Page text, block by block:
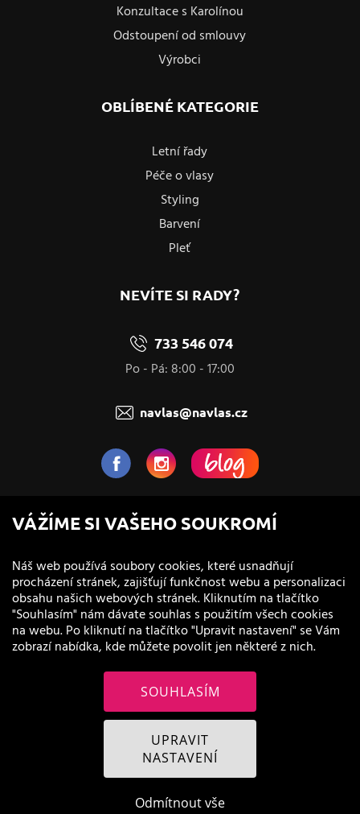
Konzultace s Karolínou
Odstoupení od smlouvy
Výrobci
OBLÍBENÉ KATEGORIE
Letní řady
Péče o vlasy
Styling
Barvení
Pleť
NEVÍTE SI RADY?
733 546 074
Po - Pá: 8:00 - 17:00
navlas@navlas.cz
NaVlas.cz - Vlasová kosmetika
provozovatel e-shopu a prodejen
© 2011 - 2026 NaVlas.cz
VÁŽÍME SI VAŠEHO SOUKROMÍ
Náš web používá soubory cookies, které usnadňují
procházení stránek, zajišťují funkčnost webu a personalizaci
obsahu našich webových stránek. Kliknutím na tlačítko
"Souhlasím" nám dávate souhlas s použitím všech cookies
na webu. Po kliknutí na tlačítko "Upravit nastavení" se Vám
zobrazí nabídka, kde můžete povolit jen některé z nich.
SOUHLASÍM
UPRAVIT
NASTAVENÍ
Odmítnout vše